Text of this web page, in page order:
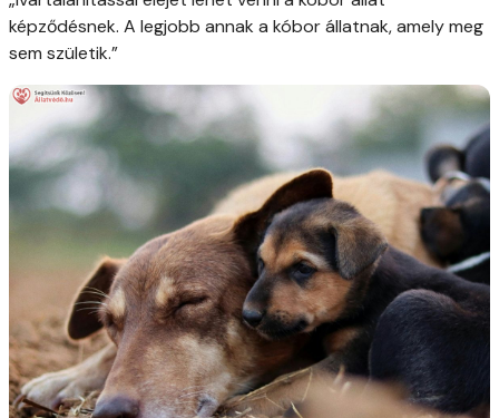
képződésnek. A legjobb annak a kóbor állatnak, amely meg
sem születik.”